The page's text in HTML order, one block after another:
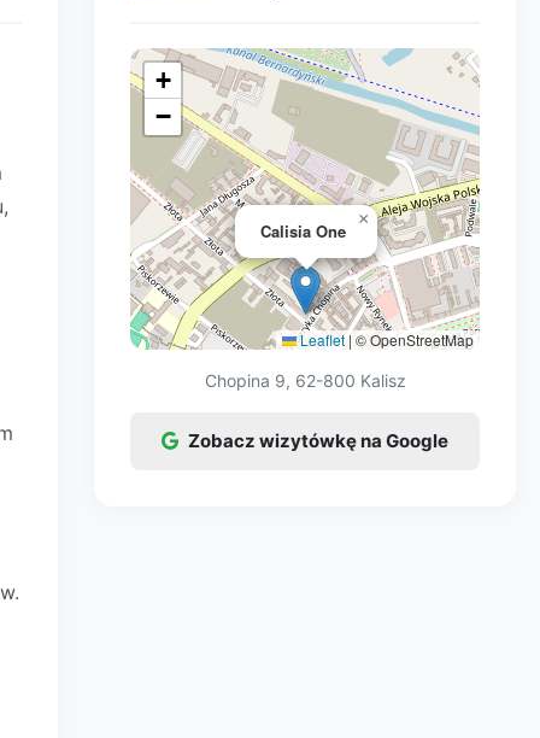
Calisia One
×
+
−
Leaflet | © OpenStreetMap
Chopina 9, 62-800 Kalisz
Zobacz wizytówkę na Google